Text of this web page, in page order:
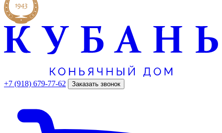
+7 (918) 679-77-62 Заказать звонок